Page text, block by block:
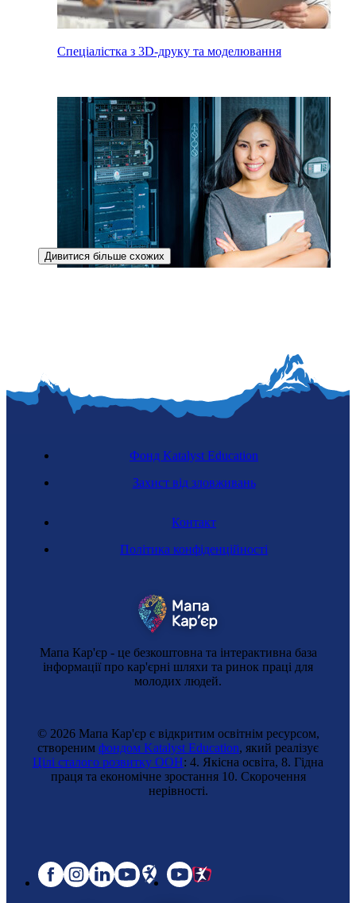
Спеціалістка з 3D-друку та моделювання
Професія майбутнього
Майстриня з ремонту дронів
Дивитися більше схожих
Мапа Кар'єр - це безкоштовна та інтерактивна база
інформації про кар'єрні шляхи та ринок праці для
молодих людей.
Контакт
Політика конфіденційності
Фонд Katalyst Education
Захист від зловживань
© 2026 Мапа Кар'єр є відкритим освітнім ресурсом,
створеним фондом Katalyst Education, який реалізує
Цілі сталого розвитку ООН: 4. Якісна освіта, 8. Гідна
праця та економічне зростання 10. Cкорочення
нерівності.